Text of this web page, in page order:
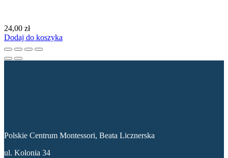
24,00 zł
Dodaj do koszyka
Polskie Centrum Montessori, Beata Licznerska
ul. Kolonia 34